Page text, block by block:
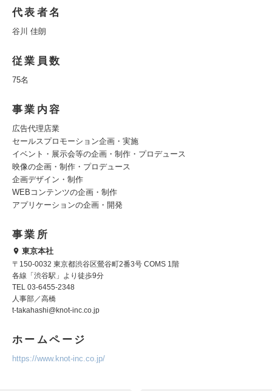
代表者名
谷川 佳朗
従業員数
75名
事業内容
広告代理店業
セールスプロモーション企画・実施
イベント・展示会等の企画・制作・プロデュース
映像の企画・制作・プロデュース
企画デザイン・制作
WEBコンテンツの企画・制作
アプリケーションの企画・開発
事業所
東京本社
〒150-0032 東京都渋谷区鶯谷町2番3号 COMS 1階
各線「渋谷駅」より徒歩9分
TEL 03-6455-2348
人事部／高橋
t-takahashi@knot-inc.co.jp
ホームページ
https://www.knot-inc.co.jp/